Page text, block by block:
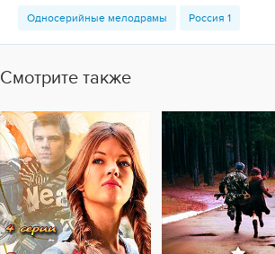
Односерийные мелодрамы Россия 1
Смотрите также